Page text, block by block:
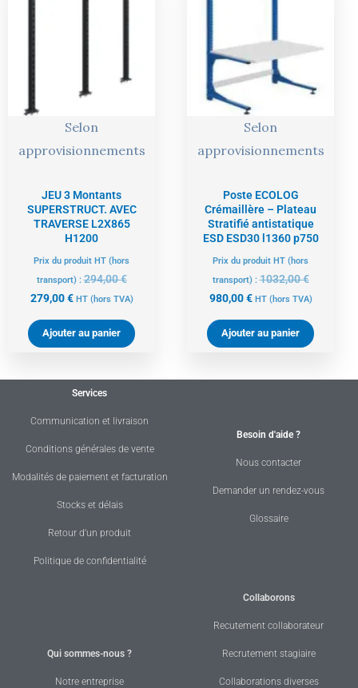
Selon
approvisionnements
JEU 3 Montants
SUPERSTRUCT. AVEC
TRAVERSE L2X865
H1200
Prix du produit HT (hors
transport) :294,00€
279,00€ HT (hors TVA)
Ajouter au panier
Selon
approvisionnements
Poste ECOLOG
Crémaillère – Plateau
Stratifié antistatique
ESD ESD30 l1360 p750
Prix du produit HT (hors
transport) :1032,00€
1032,00
980,00€
980,00 €.
HT (hors TVA)
Ajouter au panier
Services
Communication et livraison
Conditions générales de vente
Modalités de paiement et facturation
Stocks et délais
Retour d'un produit
Politique de confidentialité
Besoin d'aide ?
Nous contacter
Demander un rendez-vous
Glossaire
Qui sommes-nous ?
Notre entreprise
Collaborons
Recutement collaborateur
Recrutement stagiaire
Collaborations diverses